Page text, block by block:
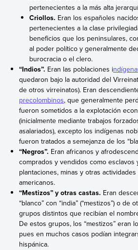
pertenecientes a la más alta
Criollos. Eran los españoles
pertenecientes a la clase
beneficios que los peninsulares,
al poder político y generalmente
burocracia o el clero.
“Indios”. Eran las poblaciones i
quedaron bajo la autoridad del
de otros virreinatos). Eran
precolombinos, que generalmente
fueron sometidos a la explotación
(inicialmente mediante trabajos
asalariados), excepto los indígenas
fueron tratados a semejanza de los
“Negros”. Eran africanos y
comprados y vendidos como esclavos
plantaciones, minas y otras
americanos.
“Mestizos” y otras castas. Eran
“blanco” con “india” (“mestizos”) o de
grupos distintos que recibían el
De estos grupos, los “mestizos” eran
pues en muchos casos podían
hispánica.